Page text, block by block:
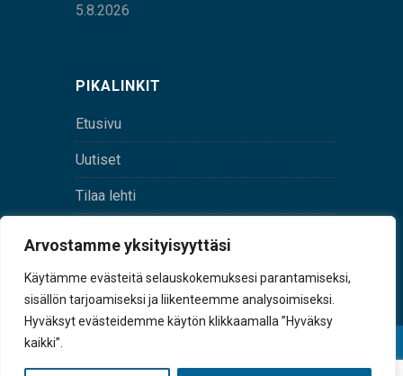
Arvostamme yksityisyyttäsi
Käytämme evästeitä selauskokemuksesi parantamiseksi,
sisällön tarjoamiseksi ja liikenteemme analysoimiseksi.
Hyväksyt evästeidemme käytön klikkaamalla ”Hyväksy
kaikki”.
5.8.2026
PIKALINKIT
Etusivu
Uutiset
Tilaa lehti
tunnus 0167229-8